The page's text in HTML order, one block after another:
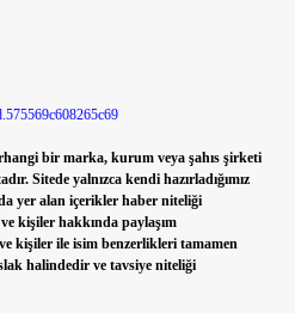
bir marka, kurum veya şahıs şirketi
Sitede yalnızca kendi hazırladığımız
yer alan içerikler haber niteliği
kişiler hakkında paylaşım
kişiler ile isim benzerlikleri tamamen
halindedir ve tavsiye niteliği